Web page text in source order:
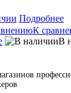
Подробнее
К
В